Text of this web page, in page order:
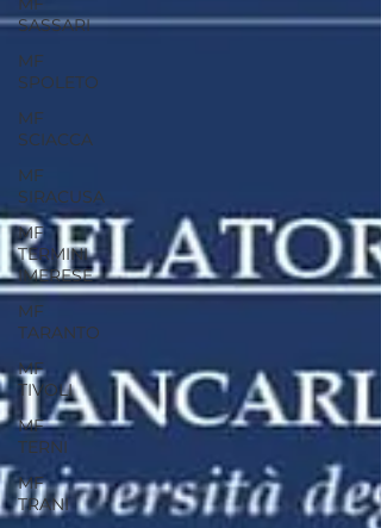
SASSARI
MF
SPOLETO
MF
SCIACCA
MF
SIRACUSA
MF
TERMINI
IMERESE
MF
TARANTO
MF
TIVOLI
MF
TERNI
MF
TRANI